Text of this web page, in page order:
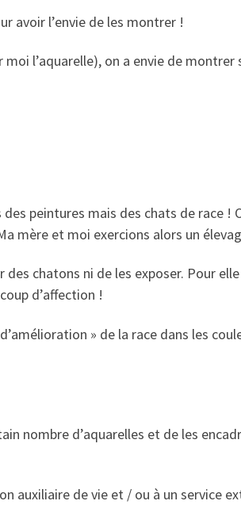
avoir l’envie de les montrer !
l’aquarelle), on a envie de montrer
peintures mais des chats de race !
mère et moi exercions alors un
chatons ni de les exposer. Pour
d’affection !
» de la race dans les
nombre d’aquarelles et de les
auxiliaire de vie et / ou à un service